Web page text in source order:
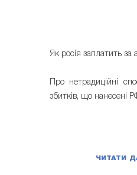
Як росія заплатить за
Про нетрадиційні
збитків, що нанесені
ЧИТАТИ